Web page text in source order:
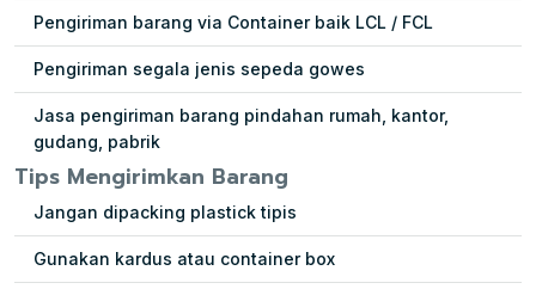
Pengiriman barang via Container baik LCL / FCL
Pengiriman segala jenis sepeda gowes
Jasa pengiriman barang pindahan rumah, kantor,
gudang, pabrik
Tips Mengirimkan Barang
Jangan dipacking plastick tipis
Gunakan kardus atau container box